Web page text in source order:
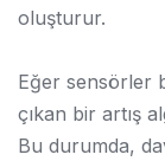
oluşturur.
Eğer sensörler
çıkan bir artış
Bu durumda,